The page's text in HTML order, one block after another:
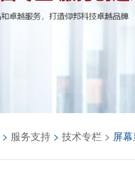
> 服务支持 >技术专栏 > 屏